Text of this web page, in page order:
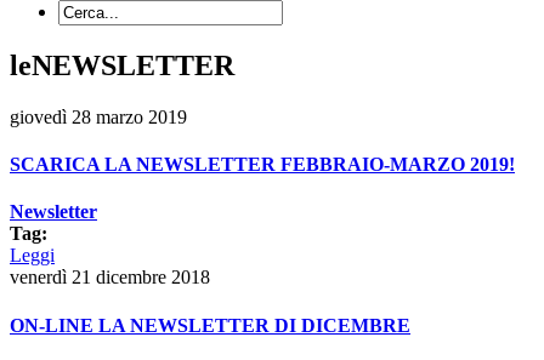
leNEWSLETTER
giovedì 28 marzo 2019
SCARICA LA NEWSLETTER FEBBRAIO-MARZO 2019!
Newsletter
Tag:
Leggi
venerdì 21 dicembre 2018
ON-LINE LA NEWSLETTER DI DICEMBRE